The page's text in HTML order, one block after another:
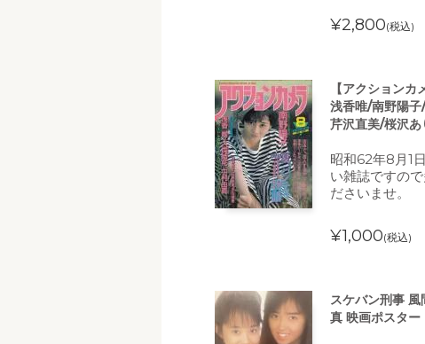
¥2,800(税込)
【アクション
浅香唯/南野陽
芹沢直美/桜沢
昭和62年8月1
い雑誌ですの
ださいませ。
¥1,000(税込)
スケバン刑事
真 映画ポスタ